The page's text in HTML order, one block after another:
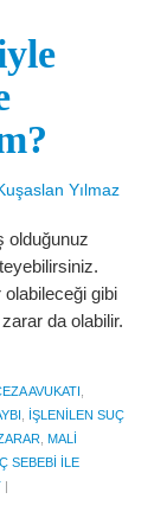
Yılmaz
olduğunuz
gibi
da olabilir.
AVUKATI
IŞLENILEN SUÇ
MALI
SEBEBI ILE
|